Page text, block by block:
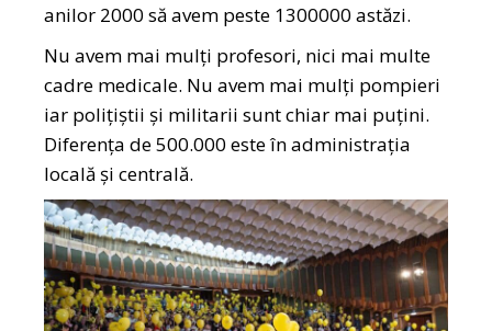
anilor 2000 să avem peste 1300000 astăzi.
Nu avem mai mulți profesori, nici mai multe
cadre medicale. Nu avem mai mulți pompieri
iar polițiștii și militarii sunt chiar mai puțini.
Diferența de 500.000 este în administrația
locală și centrală.